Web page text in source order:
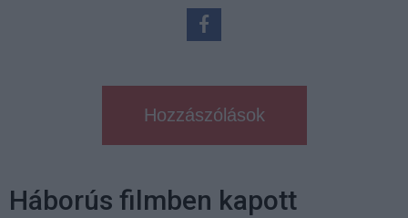
Hozzászólások
Háborús filmben kapott